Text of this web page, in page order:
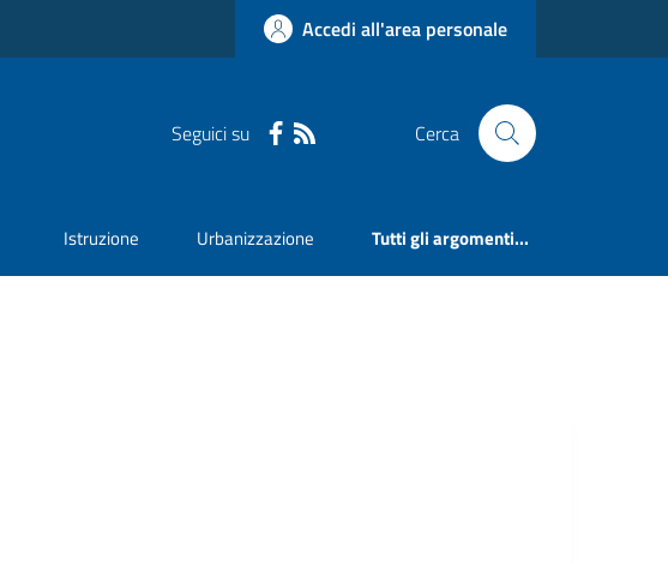
Accedi all'area personale
Seguici su Cerca
Istruzione Urbanizzazione Tutti gli argomenti...